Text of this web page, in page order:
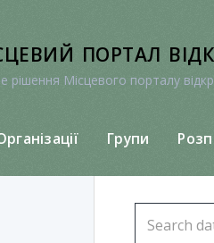
портал
рішення Місцевого порталу
Групи